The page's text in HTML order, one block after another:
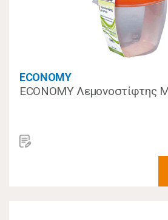
ECONOMY
ECONOMY Λεμονοστίφτης